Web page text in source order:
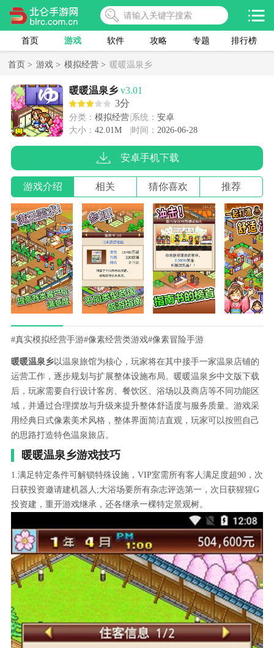
首页 游戏 软件 攻略 专题 排行榜
首页 > 游戏 > 模拟经营 > 暖暖温泉乡
暖暖温泉乡 v3.01
3分
分类： 模拟经营 系统： 安卓
大小： 42.01M 时间： 2026-06-28
安卓手机下载
游戏介绍 相关 猜你喜欢 推荐
#真实模拟经营手游#像素经营类游戏#像素冒险手游
暖暖温泉乡以温泉旅馆为核心，玩家将在其中接手一家温泉店铺的
运营工作，逐步规划与扩展整体设施布局。暖暖温泉乡中文版下载
后，玩家需要自行设计客房、餐饮区、浴场以及商店等不同功能区
域，并通过合理摆放与升级来提升整体舒适度与服务质量。游戏采
用经典日式像素美术风格，整体界面简洁直观，玩家可以按照自己
的思路打造特色温泉旅店。
暖暖温泉乡游戏技巧
1.满足特定条件可解锁特殊设施，VIP室需所有客人满足度超90，次
日获投资邀请建机器人;大浴场要所有杂志评选第一，次日获猩猩G
投资建，重开游戏继承，还各继承一棵特定景观树。